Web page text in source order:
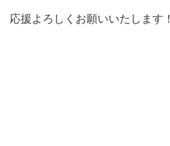
応援よろしくお願いいたします！